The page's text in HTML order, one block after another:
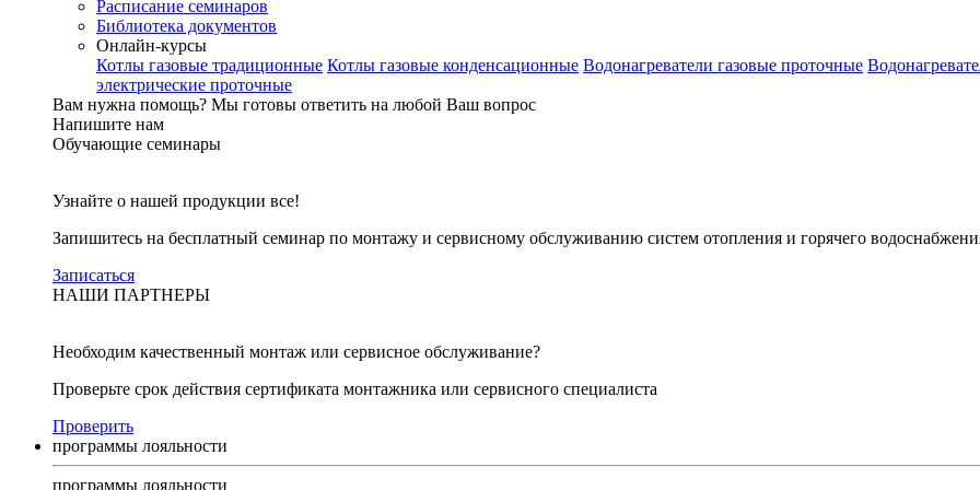
Расписание семинаров
Библиотека документов
Онлайн-курсы
Котлы газовые традиционные Котлы газовые конденсационные Водонагреватели газовые проточные
электрические проточные
Вам нужна помощь? Мы готовы ответить на любой Ваш вопрос
Напишите нам
Обучающие семинары
Узнайте о нашей продукции все!
Запишитесь на бесплатный семинар по монтажу и сервисному обслуживанию систем отопления и горячего
Записаться
НАШИ ПАРТНЕРЫ
Необходим качественный монтаж или сервисное обслуживание?
Проверьте срок действия сертификата монтажника или сервисного специалиста
Проверить
программы лояльности
программы лояльности